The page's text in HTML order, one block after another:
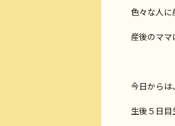
色々な人に
産後のマ
今日からは
生後５日